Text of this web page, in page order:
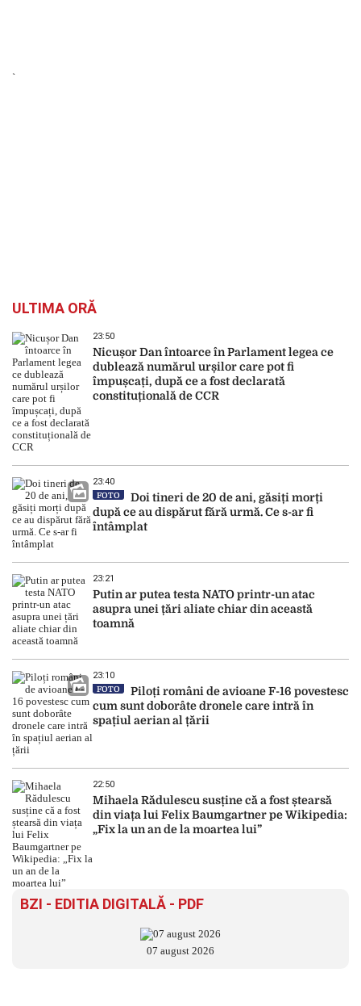
`
ULTIMA ORĂ
23:50
Nicușor Dan întoarce în Parlament legea ce
dublează numărul urșilor care pot fi
împușcați, după ce a fost declarată
constituțională de CCR
23:40
FOTO
Doi tineri de 20 de ani, găsiți morți
după ce au dispărut fără urmă. Ce s-ar fi
întâmplat
23:21
Putin ar putea testa NATO printr-un atac
asupra unei țări aliate chiar din această
toamnă
23:10
FOTO
Piloți români de avioane F-16 povestesc
cum sunt doborâte dronele care intră în
spațiul aerian al țării
22:50
Mihaela Rădulescu susține că a fost ștearsă
din viața lui Felix Baumgartner pe Wikipedia:
„Fix la un an de la moartea lui”
BZI - EDITIA DIGITALĂ - PDF
07 august 2026